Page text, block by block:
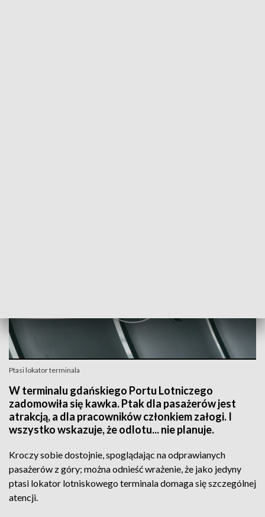
Ptasi lokator terminala
W terminalu gdańskiego Portu Lotniczego
zadomowiła się kawka. Ptak dla pasażerów jest
atrakcją, a dla pracowników członkiem załogi. I
wszystko wskazuje, że odlotu... nie planuje.
Kroczy sobie dostojnie, spoglądając na odprawianych
pasażerów z góry; można odnieść wrażenie, że jako jedyny
ptasi lokator lotniskowego terminala domaga się szczególnej
atencji.